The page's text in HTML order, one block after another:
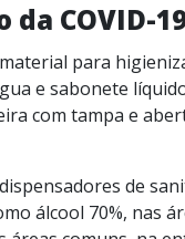
da COVID-
para
e sabonete
com tampa e
de
álcool 70%, nas